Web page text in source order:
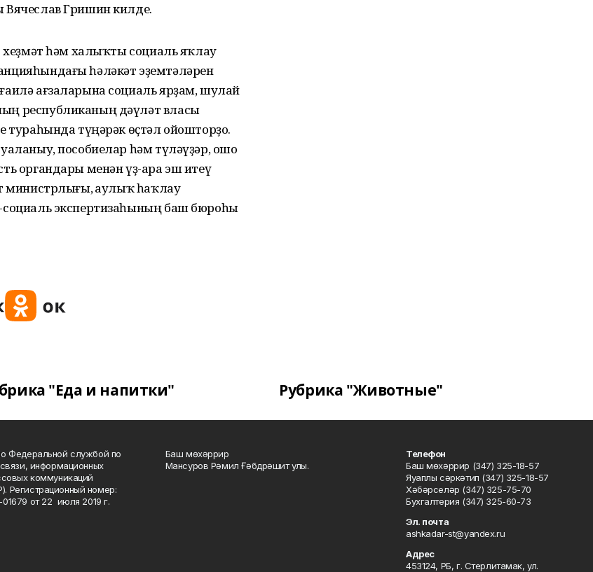
Вячеслав Гришин килде.
хеҙмәт һәм халыҡты социаль яҡлау
һәләкәт эҙемтәләрен
ағзаларына социаль ярҙам, шулай
республиканың дәүләт власы
түңәрәк өҫтәл ойошторҙо.
пособиелар һәм түләүҙәр, ошо
органдары менән үҙ-ара эш итеү
министрлығы, Һаулыҡ һаҡлау
экспертизаһының баш бюроһы
"Еда и напитки" Рубрика "Животные"
Федеральной службой по
информационных
коммуникаций
номер:
от 22 июля 2019 г.
Баш мөхәррир
Мансуров Рәмил Ғәбдрәшит улы.
Телефон
Баш мөхәррир (347) 325-18-57
Яуаплы сәркәтип (347) 325-18-57
Хәбәрселәр (347) 325-75-70
Бухгалтерия (347) 325-60-73
Эл. почта
ashkadar-st@yandex.ru
Адрес
453124, РБ, г. Стерлитамак, ул.